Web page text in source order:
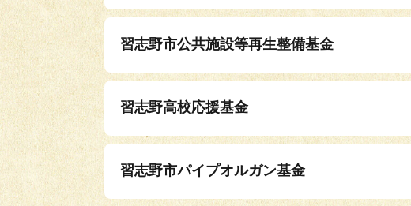
習志野市公共施設等再生整備基金
習志野高校応援基金
習志野市パイプオルガン基金